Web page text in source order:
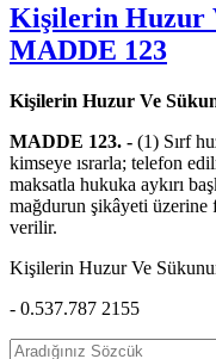
Kişilerin Huzur
MADDE 123
Kişilerin Huzur Ve
MADDE 123. - (1) Sırf
kimseye ısrarla; telefon
maksatla hukuka aykırı
mağdurun şikâyeti üzerine
verilir.
Kişilerin Huzur Ve
- 0.537.787 2155